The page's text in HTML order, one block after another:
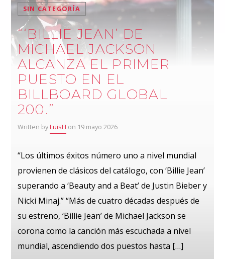
SIN CATEGORÍA
“‘BILLIE JEAN’ DE
MICHAEL JACKSON
ALCANZA EL PRIMER
PUESTO EN EL
BILLBOARD GLOBAL
200.”
Written byLuisH on 19 mayo 2026
“Los últimos éxitos número uno a nivel mundial
provienen de clásicos del catálogo, con ‘Billie Jean’
superando a ‘Beauty and a Beat’ de Justin Bieber y
Nicki Minaj.” “Más de cuatro décadas después de
su estreno, ‘Billie Jean’ de Michael Jackson se
corona como la canción más escuchada a nivel
mundial, ascendiendo dos puestos hasta […]